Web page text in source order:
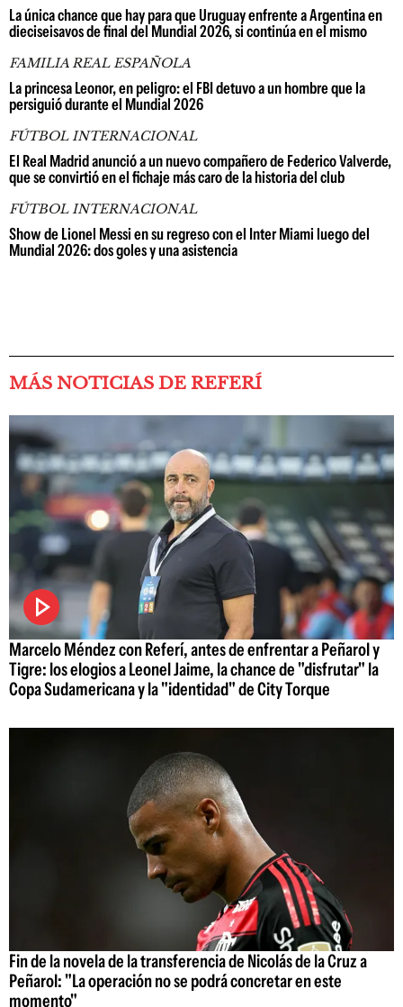
La única chance que hay para que Uruguay enfrente a Argentina en
dieciseisavos de final del Mundial 2026, si continúa en el mismo
FAMILIA REAL ESPAÑOLA
La princesa Leonor, en peligro: el FBI detuvo a un hombre que la
persiguió durante el Mundial 2026
FÚTBOL INTERNACIONAL
El Real Madrid anunció a un nuevo compañero de Federico Valverde,
que se convirtió en el fichaje más caro de la historia del club
FÚTBOL INTERNACIONAL
Show de Lionel Messi en su regreso con el Inter Miami luego del
Mundial 2026: dos goles y una asistencia
MÁS NOTICIAS DE REFERÍ
Marcelo Méndez con Referí, antes de enfrentar a Peñarol y
Tigre: los elogios a Leonel Jaime, la chance de "disfrutar" la
Copa Sudamericana y la "identidad" de City Torque
Fin de la novela de la transferencia de Nicolás de la Cruz a
Peñarol: "La operación no se podrá concretar en este
momento"